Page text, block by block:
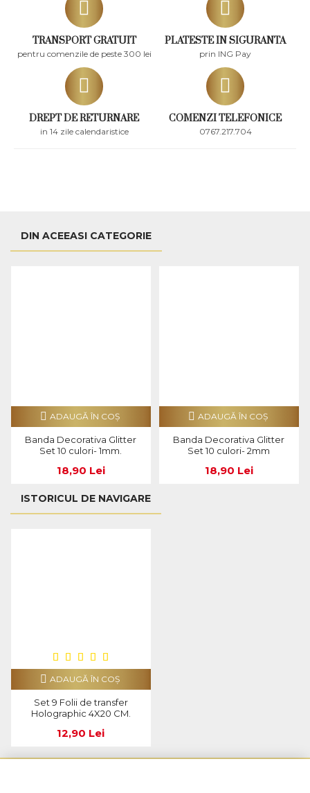
TRANSPORT GRATUIT
pentru comenzile de peste 300 lei
PLATESTE IN SIGURANTA
prin ING Pay
DREPT DE RETURNARE
in 14 zile calendaristice
COMENZI TELEFONICE
0767.217.704
DIN ACEEASI CATEGORIE
Banda Decorativa Glitter
Set 10 culori- 1mm.
18,90 Lei
ADAUGĂ ÎN COŞ
Banda Decorativa Glitter
Set 10 culori- 2mm
18,90 Lei
ADAUGĂ ÎN COŞ
ISTORICUL DE NAVIGARE
Set 9 Folii de transfer
Holographic 4X20 CM.
12,90 Lei
ADAUGĂ ÎN COŞ